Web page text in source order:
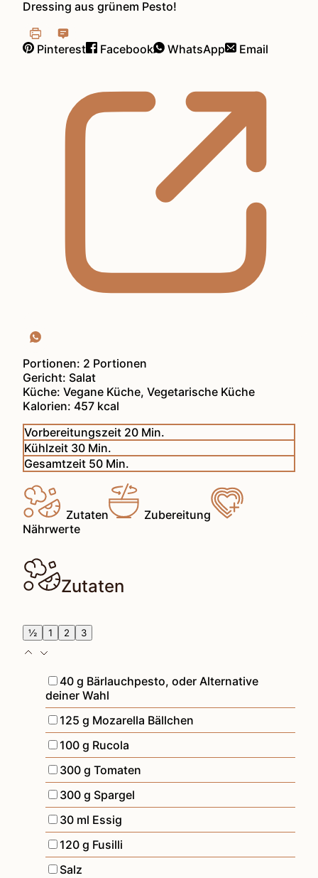
Dressing aus grünem Pesto!
Pinterest Facebook WhatsApp Email
Portionen: 2 Portionen
Gericht: Salat
Küche:Vegane Küche, Vegetarische Küche
Kalorien:457 kcal
Vorbereitungszeit 20Minuten
Min.
Kühlzeit 30Minuten
Min.
Gesamtzeit 50Minuten
Min.
Zutaten
Zubereitung
Nährwerte
Zutaten
½ 1 2 3
▢
40 g Bärlauchpesto,oder Alternative
deiner Wahl
▢
125 g Mozarella Bällchen
▢
100 g Rucola
▢
300 g Tomaten
▢
300 g Spargel
▢
30 ml Essig
▢
120 g Fusilli
▢
Salz